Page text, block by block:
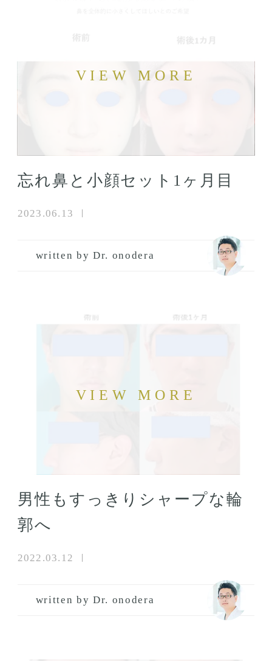
忘れ鼻と小顔セット1ヶ月目
2023.06.13
written by Dr. onodera
男性もすっきりシャープな輪
郭へ
2022.03.12
written by Dr. onodera